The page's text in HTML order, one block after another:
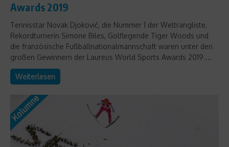
Awards 2019
Tennisstar Novak Djoković, die Nummer 1 der Weltrangliste,
Rekordturnerin Simone Biles, Golflegende Tiger Woods und
die französische Fußballnationalmannschaft waren unter den
großen Gewinnern der Laureus World Sports Awards 2019....
Weiterlesen